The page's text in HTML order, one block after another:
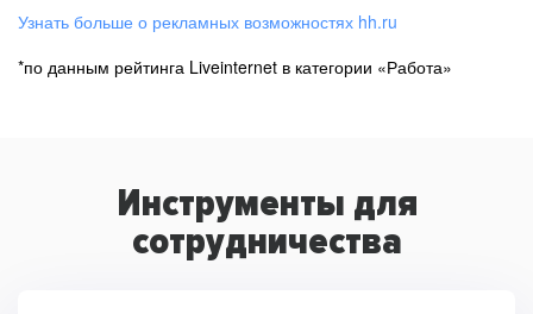
Узнать больше о рекламных возможностях hh.ru
*по данным рейтинга Liveinternet в категории «Работа»
Инструменты для
сотрудничества